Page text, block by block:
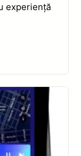
experiență